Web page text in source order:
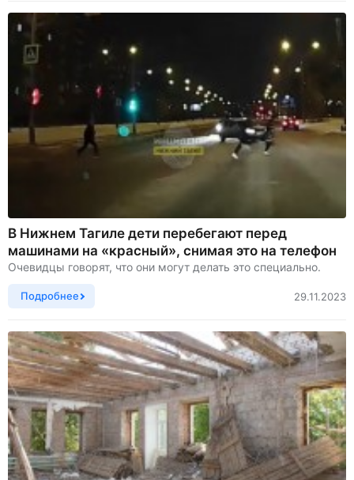
В Нижнем Тагиле дети перебегают перед
машинами на «красный», снимая это на телефон
Очевидцы говорят, что они могут делать это специально.
Подробнее 29.11.2023